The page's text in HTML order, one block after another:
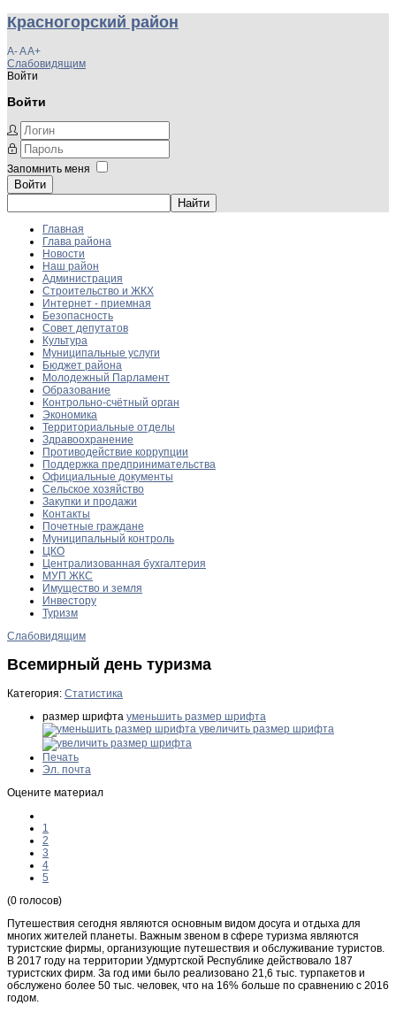
Красногорский район
A-AA+
Слабовидящим
Войти
Войти
Запомнить меня
Войти
Главная
Глава района
Новости
Наш район
Администрация
Строительство и ЖКХ
Интернет - приемная
Безопасность
Совет депутатов
Культура
Муниципальные услуги
Бюджет района
Молодежный Парламент
Образование
Контрольно-счётный орган
Экономика
Территориальные отделы
Здравоохранение
Противодействие коррупции
Поддержка предпринимательства
Официальные документы
Сельское хозяйство
Закупки и продажи
Контакты
Почетные граждане
Муниципальный контроль
ЦКО
Централизованная бухгалтерия
МУП ЖКС
Имущество и земля
Инвестору
Туризм
Слабовидящим
Всемирный день туризма
Категория: Статистика
размер шрифта уменьшить размер шрифта
увеличить размер шрифта
Печать
Эл. почта
Оцените материал
1
2
3
4
5
(0 голосов)
Путешествия сегодня являются основным видом досуга и отдыха для
многих жителей планеты. Важным звеном в сфере туризма являются
туристские фирмы, организующие путешествия и обслуживание туристов.
В 2017 году на территории Удмуртской Республике действовало 187
туристских фирм. За год ими было реализовано 21,6 тыс. турпакетов и
обслужено более 50 тыс. человек, что на 16% больше по сравнению с 2016
годом.